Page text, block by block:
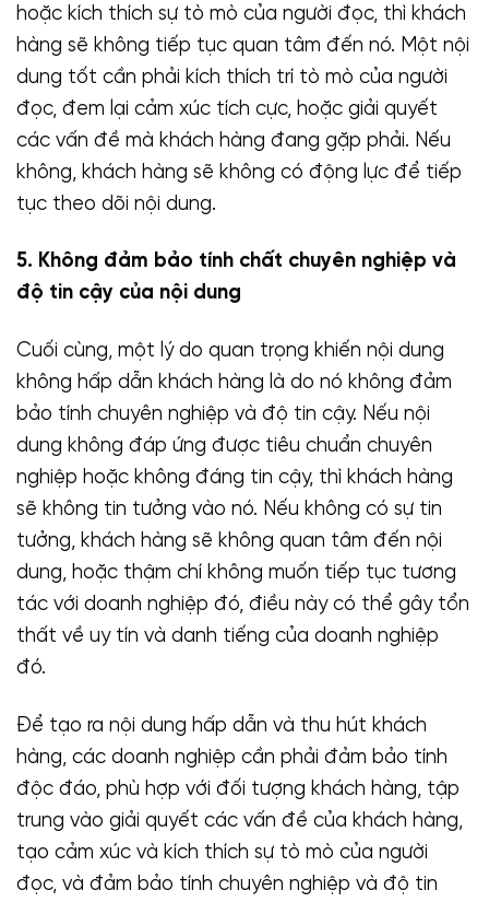
hoặc kích thích sự tò mò của người đọc, thì khách
hàng sẽ không tiếp tục quan tâm đến nó. Một nội
dung tốt cần phải kích thích trí tò mò của người
đọc, đem lại cảm xúc tích cực, hoặc giải quyết
các vấn đề mà khách hàng đang gặp phải. Nếu
không, khách hàng sẽ không có động lực để tiếp
tục theo dõi nội dung.
5. Không đảm bảo tính chất chuyên nghiệp và
độ tin cậy của nội dung
Cuối cùng, một lý do quan trọng khiến nội dung
không hấp dẫn khách hàng là do nó không đảm
bảo tính chuyên nghiệp và độ tin cậy. Nếu nội
dung không đáp ứng được tiêu chuẩn chuyên
nghiệp hoặc không đáng tin cậy, thì khách hàng
sẽ không tin tưởng vào nó. Nếu không có sự tin
tưởng, khách hàng sẽ không quan tâm đến nội
dung, hoặc thậm chí không muốn tiếp tục tương
tác với doanh nghiệp đó, điều này có thể gây tổn
thất về uy tín và danh tiếng của doanh nghiệp
đó.
Để tạo ra nội dung hấp dẫn và thu hút khách
hàng, các doanh nghiệp cần phải đảm bảo tính
độc đáo, phù hợp với đối tượng khách hàng, tập
trung vào giải quyết các vấn đề của khách hàng,
tạo cảm xúc và kích thích sự tò mò của người
đọc, và đảm bảo tính chuyên nghiệp và độ tin